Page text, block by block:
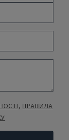
, ПРАВИЛА